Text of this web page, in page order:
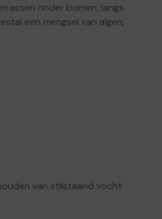
onder bomen, langs
een mengsel van algen,
van stilstaand vocht